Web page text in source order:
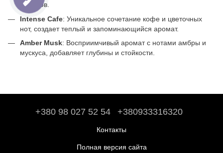
выходов.
Intense Cafe: Уникальное сочетание кофе и цветочных
нот, создает теплый и запоминающийся аромат.
Amber Musk: Восприимчивый аромат с нотами амбры и
мускуса, добавляет глубины и стойкости.
+380 98 027 52 54 +380933316320
Контакты
Полная версия сайта